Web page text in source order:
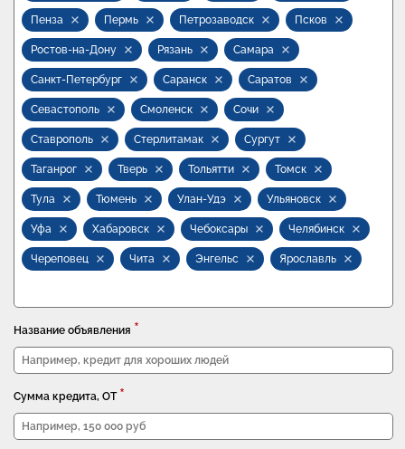
Пенза Пермь Петрозаводск Псков
Ростов-на-Дону Рязань Самара
Санкт-Петербург Саранск Саратов
Севастополь Смоленск Сочи
Ставрополь Стерлитамак Сургут
Таганрог Тверь Тольятти Томск
Тула Тюмень Улан-Удэ Ульяновск
Уфа Хабаровск Чебоксары Челябинск
Череповец Чита Энгельс Ярославль
Название объявления *
Сумма кредита, ОТ *